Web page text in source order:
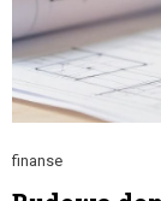
finanse